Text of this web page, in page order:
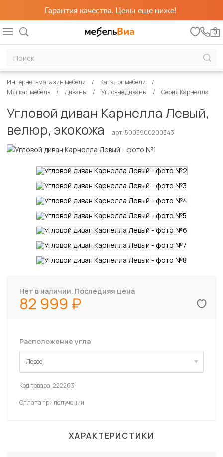
Гарантия качества. Цены еще ниже!
0
Интернет-магазин мебели
Каталог мебели
Мягкая мебель
Диваны Угловые диваны Серия Карнелла
Угловой диван Карнелла Левый,
велюр, экокожа
арт. 5003900200343
Нет в наличии. Последняя цена
82 999
Расположение угла
Левое
Левое
Код товара:222263
Оплата при получении
ХАРАКТЕРИСТИКИ